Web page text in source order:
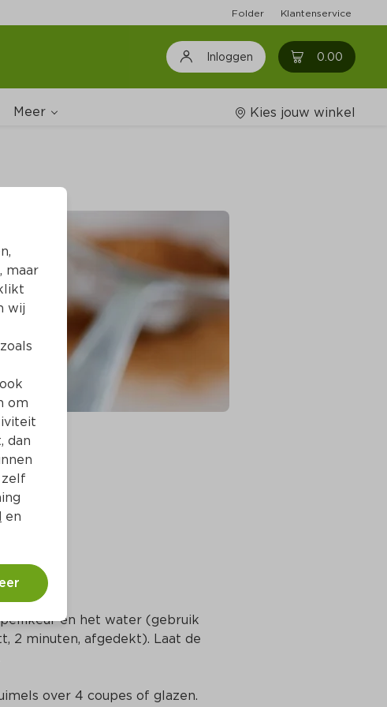
Folder Klantenservice
Inloggen 0.00 0
Meer
Wijnshop
Boodschappenlijstjes
Kies jouw winkel
en het water (gebruik
2 minuten, afgedekt). Laat de
over 4 coupes of glazen.
maar
wij
om
dan
zelf
en